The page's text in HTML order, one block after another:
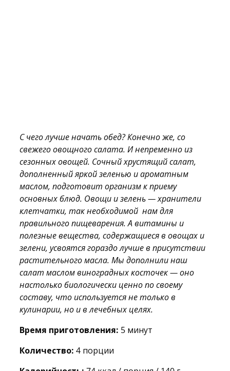
С чего лучше начать обед? Конечно же, со
свежего овощного салата. И непременно из
сезонных овощей. Сочный хрустящий салат,
дополненный яркой зеленью и ароматным
маслом, подготовит организм к приему
основных блюд. Овощи и зелень — хранители
клетчатки, так необходимой нам для
правильного пищеварения. А витамины и
полезные вещества, содержащиеся в овощах и
зелени, усвоятся гораздо лучше в присутствии
растительного масла. Мы дополнили наш
салат маслом виноградных косточек — оно
настолько биологически ценно по своему
составу, что используется не только в
кулинарии, но и в лечебных целях.
Время приготовления: 5 минут
Количество: 4 порции